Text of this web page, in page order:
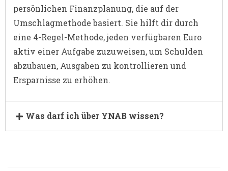
persönlichen Finanzplanung, die auf der
Umschlagmethode basiert. Sie hilft dir durch
eine 4-Regel-Methode, jeden verfügbaren Euro
aktiv einer Aufgabe zuzuweisen, um Schulden
abzubauen, Ausgaben zu kontrollieren und
Ersparnisse zu erhöhen.
Was darf ich über YNAB wissen?